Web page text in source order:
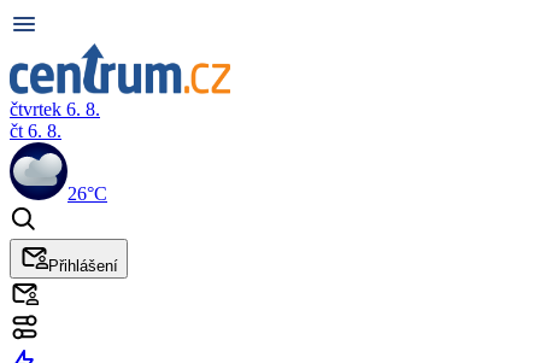
čtvrtek 6. 8.
čt 6. 8.
26°C
Přihlášení